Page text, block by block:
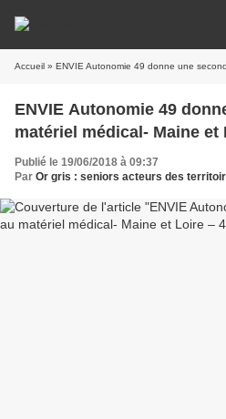
Accueil » ENVIE Autonomie 49 donne une seconde
ENVIE Autonomie 49
matériel médical- Maine et
Publié le 19/06/2018 à 09:37
Par Or gris : seniors acteurs des territoires,